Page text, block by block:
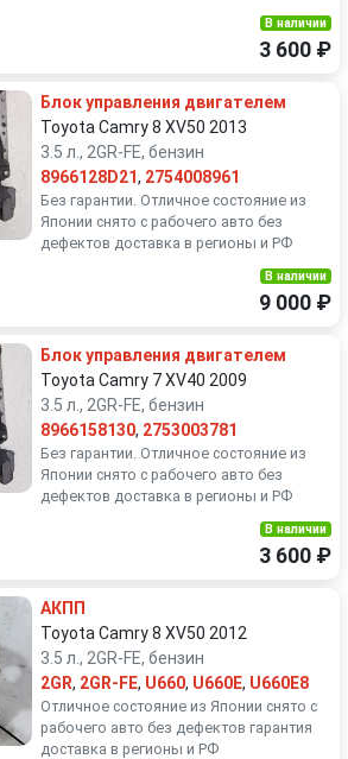
В наличии
3 600 ₽
Блок управления двигателем
Toyota Camry 8 XV50 2013
3.5 л., 2GR-FE, бензин
8966128D21, 2754008961
Без гарантии. Отличное состояние из
Японии снято с рабочего авто без
дефектов доставка в регионы и РФ
В наличии
9 000 ₽
Блок управления двигателем
Toyota Camry 7 XV40 2009
3.5 л., 2GR-FE, бензин
8966158130, 2753003781
Без гарантии. Отличное состояние из
Японии снято с рабочего авто без
дефектов доставка в регионы и РФ
В наличии
3 600 ₽
АКПП
Toyota Camry 8 XV50 2012
3.5 л., 2GR-FE, бензин
2GR, 2GR-FE, U660, U660E, U660E8
Отличное состояние из Японии снято с
рабочего авто без дефектов гарантия
доставка в регионы и РФ